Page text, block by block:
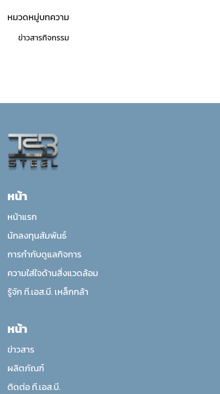
หมวดหมู่บทความ
ข่าวสารกิจกรรม
หน้า
หน้าแรก
นักลงทุนสัมพันธ์
การกำกับดูแลกิจการ
ความใส่ใจด้านสิ่งแวดล้อม
รู้จัก ที.เอส.บี. เหล็กกล้า
หน้า
ข่าวสาร
ผลิตภัณฑ์
ติดต่อ ที.เอส.บี.